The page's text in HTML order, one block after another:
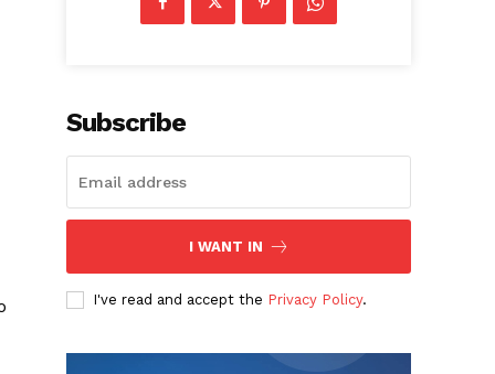
Subscribe
I WANT IN
I've read and accept the Privacy Policy.